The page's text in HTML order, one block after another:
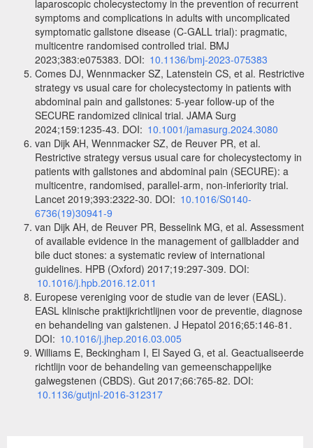
laparoscopic cholecystectomy in the prevention of recurrent
symptoms and complications in adults with uncomplicated
symptomatic gallstone disease (C-GALL trial): pragmatic,
multicentre randomised controlled trial. BMJ
2023;383:e075383. DOI: 10.1136/bmj-2023-075383
Comes DJ, Wennmacker SZ, Latenstein CS, et al. Restrictive
strategy vs usual care for cholecystectomy in patients with
abdominal pain and gallstones: 5-year follow-up of the
SECURE randomized clinical trial. JAMA Surg
2024;159:1235-43. DOI: 10.1001/jamasurg.2024.3080
van Dijk AH, Wennmacker SZ, de Reuver PR, et al.
Restrictive strategy versus usual care for cholecystectomy in
patients with gallstones and abdominal pain (SECURE): a
multicentre, randomised, parallel-arm, non-inferiority trial.
Lancet 2019;393:2322-30. DOI: 10.1016/S0140-
6736(19)30941-9
van Dijk AH, de Reuver PR, Besselink MG, et al. Assessment
of available evidence in the management of gallbladder and
bile duct stones: a systematic review of international
guidelines. HPB (Oxford) 2017;19:297-309. DOI:
10.1016/j.hpb.2016.12.011
Europese vereniging voor de studie van de lever (EASL).
EASL klinische praktijkrichtlijnen voor de preventie, diagnose
en behandeling van galstenen. J Hepatol 2016;65:146-81.
DOI: 10.1016/j.jhep.2016.03.005
Williams E, Beckingham I, El Sayed G, et al. Geactualiseerde
richtlijn voor de behandeling van gemeenschappelijke
galwegstenen (CBDS). Gut 2017;66:765-82. DOI:
10.1136/gutjnl-2016-312317